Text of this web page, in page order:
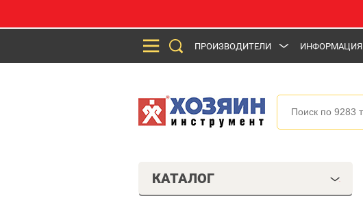
ПРОИЗВОДИТЕЛИ ИНФОРМАЦИЯ
КАТАЛОГ